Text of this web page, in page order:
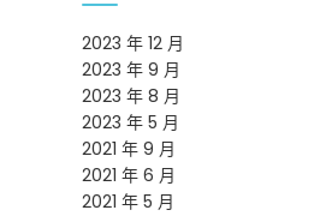
2023 年 12 月
2023 年 9 月
2023 年 8 月
2023 年 5 月
2021 年 9 月
2021 年 6 月
2021 年 5 月